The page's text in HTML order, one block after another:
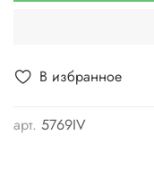
В избранное
арт. 5769IV